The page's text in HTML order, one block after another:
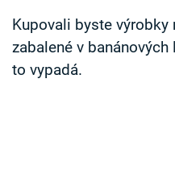
Sledujte nás
Kupovali byste
zabalené v
to vypadá.